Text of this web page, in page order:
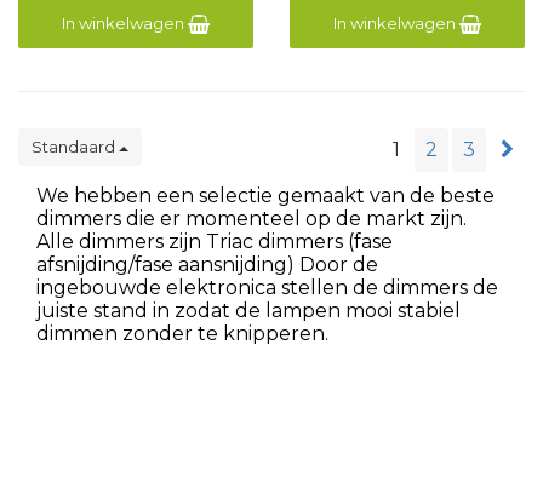
In winkelwagen In winkelwagen
Standaard 1 2
3
We hebben een selectie gemaakt van de beste
dimmers die er momenteel op de markt zijn.
Alle dimmers zijn Triac dimmers (fase
afsnijding/fase aansnijding) Door de
ingebouwde elektronica stellen de dimmers de
juiste stand in zodat de lampen mooi stabiel
dimmen zonder te knipperen.